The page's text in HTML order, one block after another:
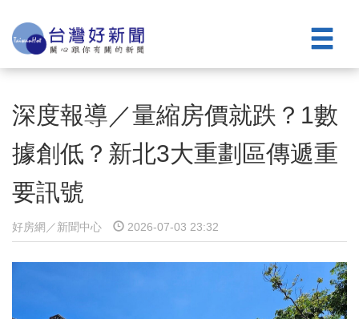
深度報導／量縮房價就跌？1數
據創低？新北3大重劃區傳遞重
要訊號
好房網／新聞中心 2026-07-03 23:32